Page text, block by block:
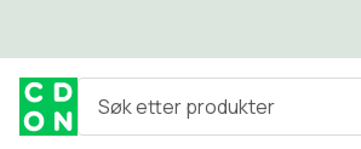
Søk etter produkter